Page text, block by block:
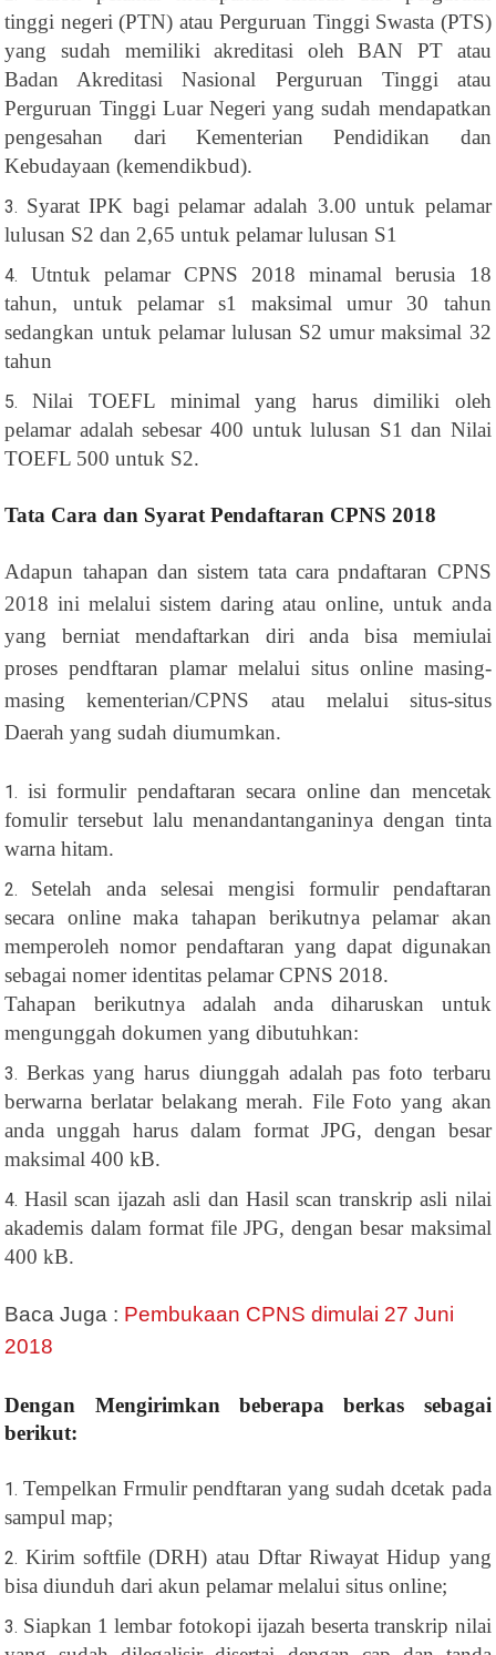
tinggi negeri (PTN) atau Perguruan Tinggi Swasta (PTS)
yang sudah memiliki akreditasi oleh BAN PT atau
Badan Akreditasi Nasional Perguruan Tinggi atau
Perguruan Tinggi Luar Negeri yang sudah mendapatkan
pengesahan dari Kementerian Pendidikan dan
Kebudayaan (kemendikbud).
Syarat IPK bagi pelamar adalah 3.00 untuk pelamar
lulusan S2 dan 2,65 untuk pelamar lulusan S1
Utntuk pelamar CPNS 2018 minamal berusia 18
tahun, untuk pelamar s1 maksimal umur 30 tahun
sedangkan untuk pelamar lulusan S2 umur maksimal 32
tahun
Nilai TOEFL minimal yang harus dimiliki oleh
pelamar adalah sebesar 400 untuk lulusan S1 dan Nilai
TOEFL 500 untuk S2.
Tata Cara dan Syarat Pendaftaran CPNS 2018
Adapun tahapan dan sistem tata cara pndaftaran CPNS
2018 ini melalui sistem daring atau online, untuk anda
yang berniat mendaftarkan diri anda bisa memiulai
proses pendftaran plamar melalui situs online masing-
masing kementerian/CPNS atau melalui situs-situs
Daerah yang sudah diumumkan.
isi formulir pendaftaran secara online dan mencetak
fomulir tersebut lalu menandantanganinya dengan tinta
warna hitam.
Setelah anda selesai mengisi formulir pendaftaran
secara online maka tahapan berikutnya pelamar akan
memperoleh nomor pendaftaran yang dapat digunakan
sebagai nomer identitas pelamar CPNS 2018.
Tahapan berikutnya adalah anda diharuskan untuk
mengunggah dokumen yang dibutuhkan:
Berkas yang harus diunggah adalah pas foto terbaru
berwarna berlatar belakang merah. File Foto yang akan
anda unggah harus dalam format JPG, dengan besar
maksimal 400 kB.
Hasil scan ijazah asli dan Hasil scan transkrip asli nilai
akademis dalam format file JPG, dengan besar maksimal
400 kB.
Baca Juga : Pembukaan CPNS dimulai 27 Juni
2018
Dengan Mengirimkan beberapa berkas sebagai
berikut:
Tempelkan Frmulir pendftaran yang sudah dcetak pada
sampul map;
Kirim softfile (DRH) atau Dftar Riwayat Hidup yang
bisa diunduh dari akun pelamar melalui situs online;
Siapkan 1 lembar fotokopi ijazah beserta transkrip nilai